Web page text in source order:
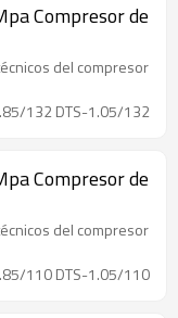
Compresor de
del compresor
modelo:DTS-0.75/132 DTS-0.85/132 DTS-1.05/132
Compresor de
del compresor
modelo:DTS-0.75/110 DTS-0.85/110 DTS-1.05/110